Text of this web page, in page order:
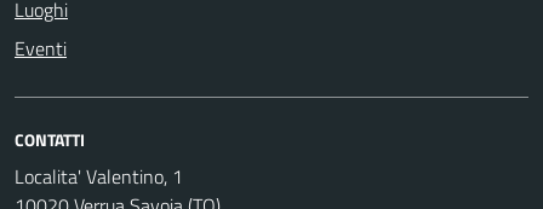
Luoghi
Eventi
CONTATTI
Localita' Valentino, 1